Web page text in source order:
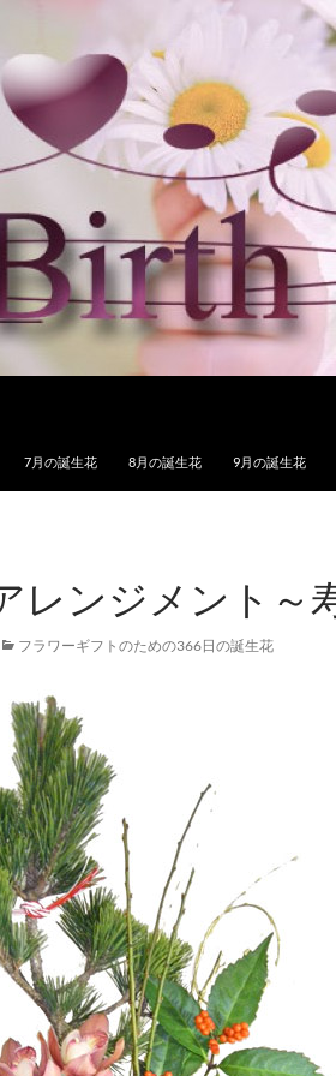
7月の誕生花 8月の誕生花 9月の誕生花
レンジメント～
フラワーギフトのための366日の誕生花